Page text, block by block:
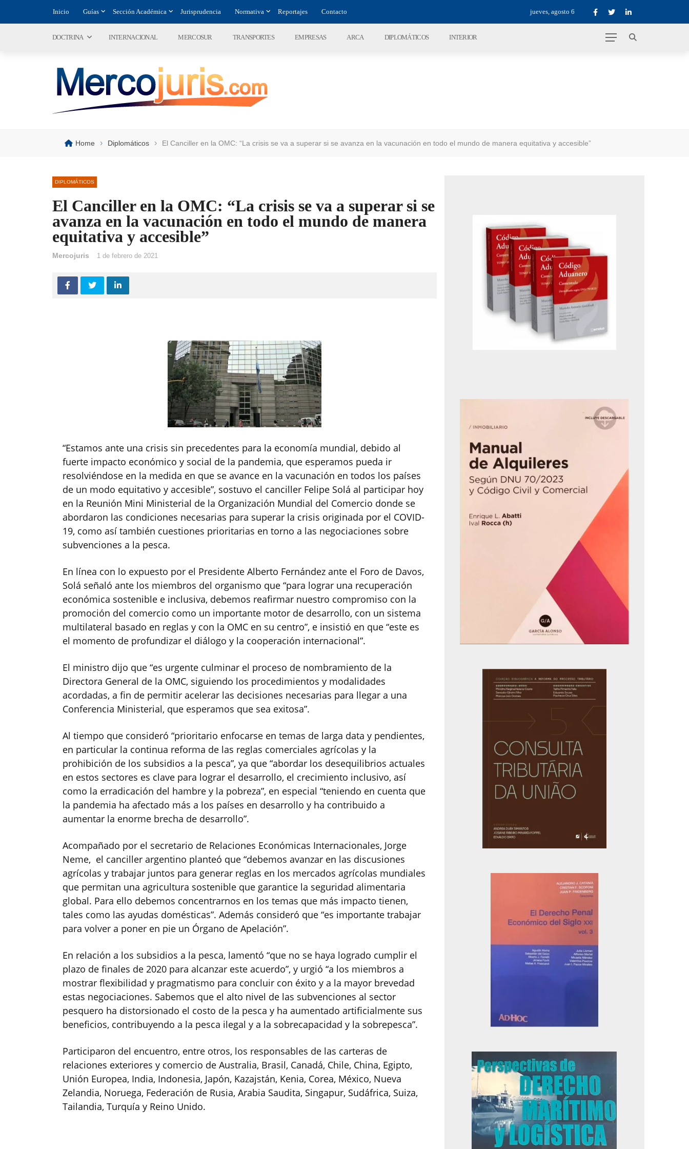
Inicio Guías Sección Académica Jurisprudencia Normativa Reportajes Contacto jueves, agosto 6
DOCTRINA INTERNACIONAL MERCOSUR TRANSPORTES EMPRESAS ARCA DIPLOMÁTICOS INTERIOR
Home › Diplomáticos › El Canciller en la OMC: “La crisis se va a superar si se avanza en la vacunación en todo el mundo de manera equitativa y accesible”
DIPLOMÁTICOS
El Canciller en la OMC: “La crisis se va a superar si se
avanza en la vacunación en todo el mundo de manera
equitativa y accesible”
Mercojuris 1 de febrero de 2021
“Estamos ante una crisis sin precedentes para la economía mundial, debido al
fuerte impacto económico y social de la pandemia, que esperamos pueda ir
resolviéndose en la medida en que se avance en la vacunación en todos los países
de un modo equitativo y accesible”, sostuvo el canciller Felipe Solá al participar hoy
en la Reunión Mini Ministerial de la Organización Mundial del Comercio donde se
abordaron las condiciones necesarias para superar la crisis originada por el COVID-
19, como así también cuestiones prioritarias en torno a las negociaciones sobre
subvenciones a la pesca.
En línea con lo expuesto por el Presidente Alberto Fernández ante el Foro de Davos,
Solá señaló ante los miembros del organismo que “para lograr una recuperación
económica sostenible e inclusiva, debemos reafirmar nuestro compromiso con la
promoción del comercio como un importante motor de desarrollo, con un sistema
multilateral basado en reglas y con la OMC en su centro”, e insistió en que “este es
el momento de profundizar el diálogo y la cooperación internacional”.
El ministro dijo que “es urgente culminar el proceso de nombramiento de la
Directora General de la OMC, siguiendo los procedimientos y modalidades
acordadas, a fin de permitir acelerar las decisiones necesarias para llegar a una
Conferencia Ministerial, que esperamos que sea exitosa”.
Al tiempo que consideró “prioritario enfocarse en temas de larga data y pendientes,
en particular la continua reforma de las reglas comerciales agrícolas y la
prohibición de los subsidios a la pesca”, ya que “abordar los desequilibrios actuales
en estos sectores es clave para lograr el desarrollo, el crecimiento inclusivo, así
como la erradicación del hambre y la pobreza”, en especial “teniendo en cuenta que
la pandemia ha afectado más a los países en desarrollo y ha contribuido a
aumentar la enorme brecha de desarrollo”.
Acompañado por el secretario de Relaciones Económicas Internacionales, Jorge
Neme, el canciller argentino planteó que “debemos avanzar en las discusiones
agrícolas y trabajar juntos para generar reglas en los mercados agrícolas mundiales
que permitan una agricultura sostenible que garantice la seguridad alimentaria
global. Para ello debemos concentrarnos en los temas que más impacto tienen,
tales como las ayudas domésticas”. Además consideró que “es importante trabajar
para volver a poner en pie un Órgano de Apelación”.
En relación a los subsidios a la pesca, lamentó “que no se haya logrado cumplir el
plazo de finales de 2020 para alcanzar este acuerdo”, y urgió “a los miembros a
mostrar flexibilidad y pragmatismo para concluir con éxito y a la mayor brevedad
estas negociaciones. Sabemos que el alto nivel de las subvenciones al sector
pesquero ha distorsionado el costo de la pesca y ha aumentado artificialmente sus
beneficios, contribuyendo a la pesca ilegal y a la sobrecapacidad y la sobrepesca”.
Participaron del encuentro, entre otros, los responsables de las carteras de
relaciones exteriores y comercio de Australia, Brasil, Canadá, Chile, China, Egipto,
Unión Europea, India, Indonesia, Japón, Kazajstán, Kenia, Corea, México, Nueva
Zelandia, Noruega, Federación de Rusia, Arabia Saudita, Singapur, Sudáfrica, Suiza,
Tailandia, Turquía y Reino Unido.